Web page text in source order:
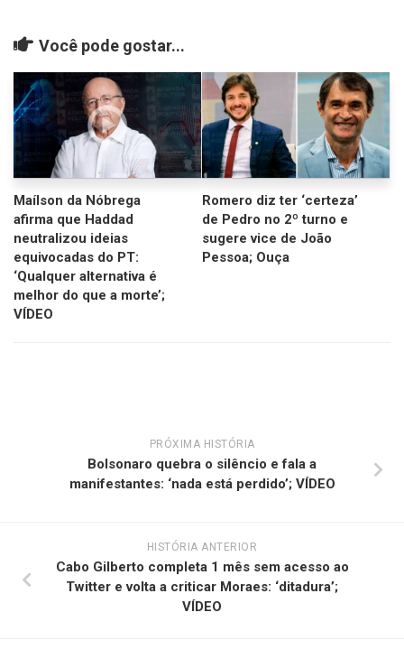
Você pode gostar...
Maílson da Nóbrega
afirma que Haddad
neutralizou ideias
equivocadas do PT:
‘Qualquer alternativa é
melhor do que a morte’;
VÍDEO
Romero diz ter ‘certeza’
de Pedro no 2º turno e
sugere vice de João
Pessoa; Ouça
PRÓXIMA HISTÓRIA
Bolsonaro quebra o silêncio e fala a
manifestantes: ‘nada está perdido’; VÍDEO
HISTÓRIA ANTERIOR
Cabo Gilberto completa 1 mês sem acesso ao
Twitter e volta a criticar Moraes: ‘ditadura’;
VÍDEO